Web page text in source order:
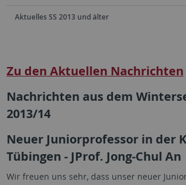
Aktuelles SS 2013 und älter
Zu den Aktuellen Nachrichten
Nachrichten aus dem
2013/14
Neuer Juniorprofessor in der
Tübingen - JProf. Jong-Chul An
Wir freuen uns sehr, dass unser neuer